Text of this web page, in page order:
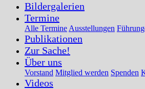
Bildergalerien
Termine
Alle Termine Ausstellungen
Publikationen
Zur Sache!
Über uns
Vorstand Mitglied werden Spenden
Videos